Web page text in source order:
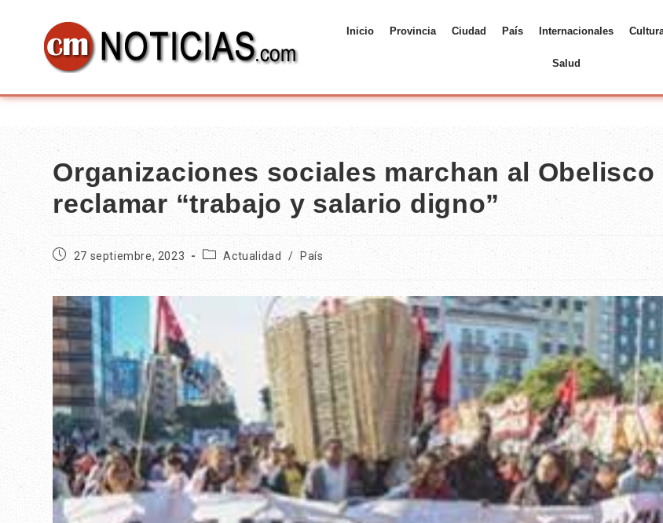
Inicio Provincia Ciudad País Internacionales
Salud
Organizaciones sociales marchan al Obelisco
reclamar “trabajo y salario digno”
27 septiembre, 2023 Actualidad / País